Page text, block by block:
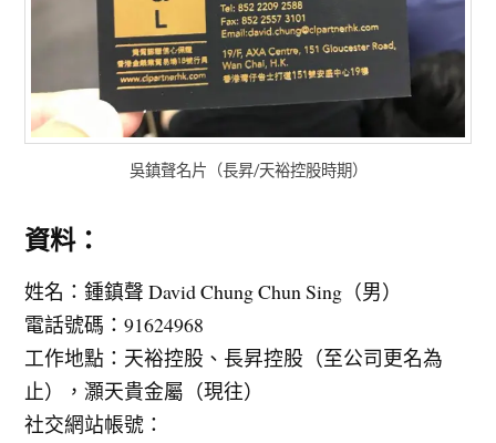
吳鎮聲名片（長昇/天裕控股時期）
資料：
姓名：鍾鎮聲 David Chung Chun Sing（男）
電話號碼：91624968
工作地點：天裕控股、長昇控股（至公司更名為
止），灝天貴金屬（現往）
社交網站帳號：